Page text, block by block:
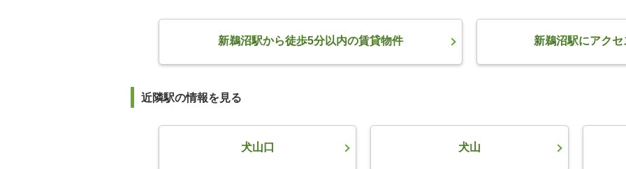
新鵜沼駅から徒歩5分以内の賃貸物件 新鵜沼駅にアク
近隣駅の情報を見る
犬山口 犬山